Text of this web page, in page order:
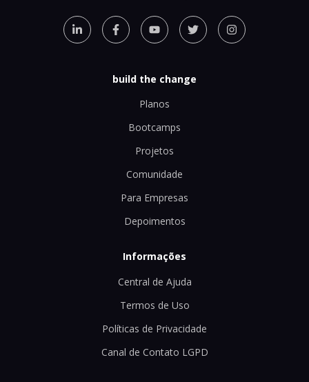
build the change
Planos
Bootcamps
Projetos
Comunidade
Para Empresas
Depoimentos
Informações
Central de Ajuda
Termos de Uso
Políticas de Privacidade
Canal de Contato LGPD